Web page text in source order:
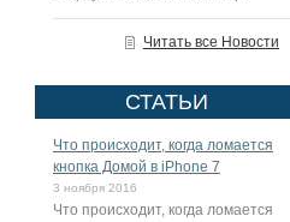
Читать все Новости
СТАТЬИ
Что происходит, когда ломается
кнопка Домой в iPhone 7
3 ноября 2016
Что происходит, когда ломается